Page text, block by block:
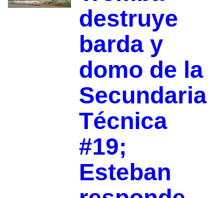
destruye
barda y
domo de la
Secundaria
Técnica
#19;
Esteban